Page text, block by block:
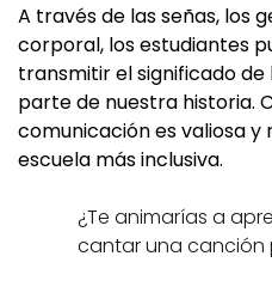
A través de las señas, los
corporal, los estudiantes
transmitir el significado
parte de nuestra historia.
comunicación es valiosa y
escuela más inclusiva.
¿Te animarías a
cantar una canción